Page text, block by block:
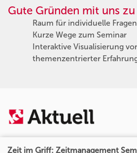
Gute Gründen mit uns
Raum für individuelle
Kurze Wege zum Seminar
Interaktive Visualisierung
themenzentrierter
Zeit im Griff: Zeitmanagement